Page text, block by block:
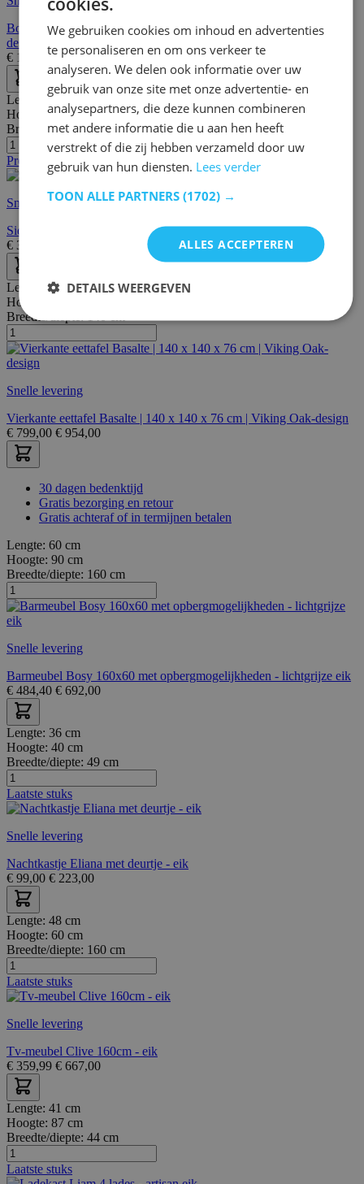
Bovenkast keuken Manchester | 80 x 32 x 60 cm | Helvezia Oak-
design
€ 149,00 €178,00
Lengte:156 cm
Hoogte:87 cm
Breedte/diepte:44 cm
Promo
Snelle levering
Sidetable Louane 156cm, 1 lade - eik/beton
€ 399,99
Lengte:140 cm
Hoogte:
Breedte/diepte:
Snelle levering
Vierkante eettafel Basalte | 140 x 140 x 76 cm | Viking Oak-design
€ 799,00 € 954,00
30 dagen bedenktijd
Gratis bezorging en retour
Gratis achteraf of in termijnen betalen
Lengte: 60 cm
Hoogte: 90 cm
Breedte/diepte: 160 cm
Snelle levering
Barmeubel Bosy 160x60 met opbergmogelijkheden - lichtgrijze eik
€ 484,40 € 692,00
Lengte: 36 cm
Hoogte: 40 cm
Breedte/diepte: 49 cm
Laatste stuks
Snelle levering
Nachtkastje Eliana met deurtje - eik
€ 99,00 € 223,00
Lengte: 48 cm
Hoogte: 60 cm
Breedte/diepte: 160 cm
Laatste stuks
Snelle levering
Tv-meubel Clive 160cm - eik
€ 359,99 € 667,00
Lengte: 41 cm
Hoogte: 87 cm
Breedte/diepte: 44 cm
Laatste stuks
We gebruiken cookies om inhoud en advertenties
te personaliseren en om ons verkeer te
analyseren. We delen ook informatie over uw
gebruik van onze site met onze advertentie- en
analysepartners, die deze kunnen combineren
met andere informatie die u aan hen heeft
verstrekt of die zij hebben verzameld door uw
gebruik van hun diensten. Lees verder
TOON ALLE PARTNERS (1702) →
ALLES ACCEPTEREN
DETAILS WEERGEVEN